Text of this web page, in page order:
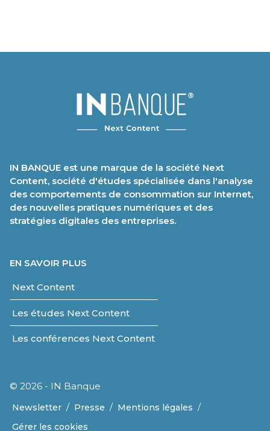
IN BANQUE est une marque de la société Next
Content, société d'études spécialisée dans l'analyse
des comportements de consommation sur Internet,
des nouvelles pratiques numériques et des
stratégies digitales des entreprises.
EN SAVOIR PLUS
Next Content
Les études Next Content
Les conférences Next Content
© 2026 - IN Banque
Newsletter / Presse / Mentions légales /
Gérer les cookies